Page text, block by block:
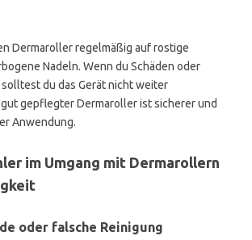
Dermaroller regelmäßig auf rostige
Nadeln. Wenn du Schäden oder
du das Gerät nicht weiter
gepflegter Dermaroller ist sicherer und
Anwendung.
im Umgang mit Dermarollern
oder falsche Reinigung